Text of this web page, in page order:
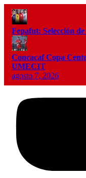
Fepafut: Selección
Concacaf Copa
UMECIT
agosto 7, 2026